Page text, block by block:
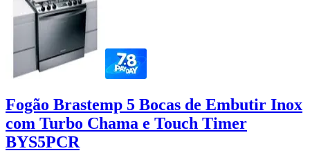
Fogão Brastemp 5 Bocas de Embutir Inox
com Turbo Chama e Touch Timer
BYS5PCR